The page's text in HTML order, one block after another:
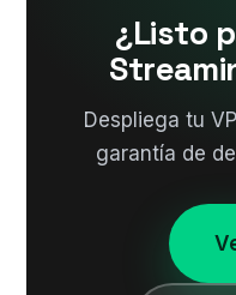
¿Listo
Despliega tu
garantía de